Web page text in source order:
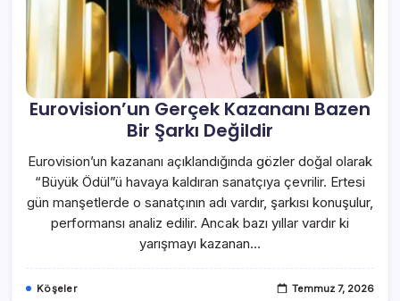
Eurovision’un Gerçek Kazananı Bazen
Bir Şarkı Değildir
Eurovision’un kazananı açıklandığında gözler doğal olarak
“Büyük Ödül”ü havaya kaldıran sanatçıya çevrilir. Ertesi
gün manşetlerde o sanatçının adı vardır, şarkısı konuşulur,
performansı analiz edilir. Ancak bazı yıllar vardır ki
yarışmayı kazanan…
Köşeler Temmuz 7, 2026